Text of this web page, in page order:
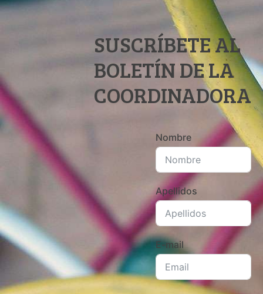
SUSCRÍBETE AL
BOLETÍN DE LA
COORDINADORA
Nombre
Apellidos
E-mail